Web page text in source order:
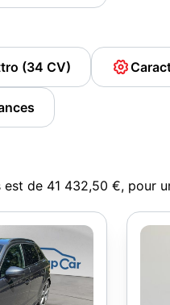
(34 CV)
de 41 432,50 €, pour